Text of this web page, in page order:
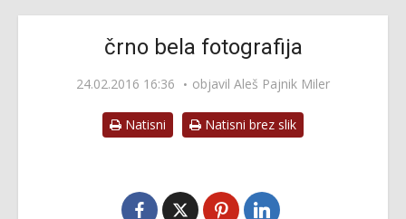
črno bela fotografija
24.02.2016 16:36 objavil Aleš Pajnik Miler
Natisni Natisni brez slik